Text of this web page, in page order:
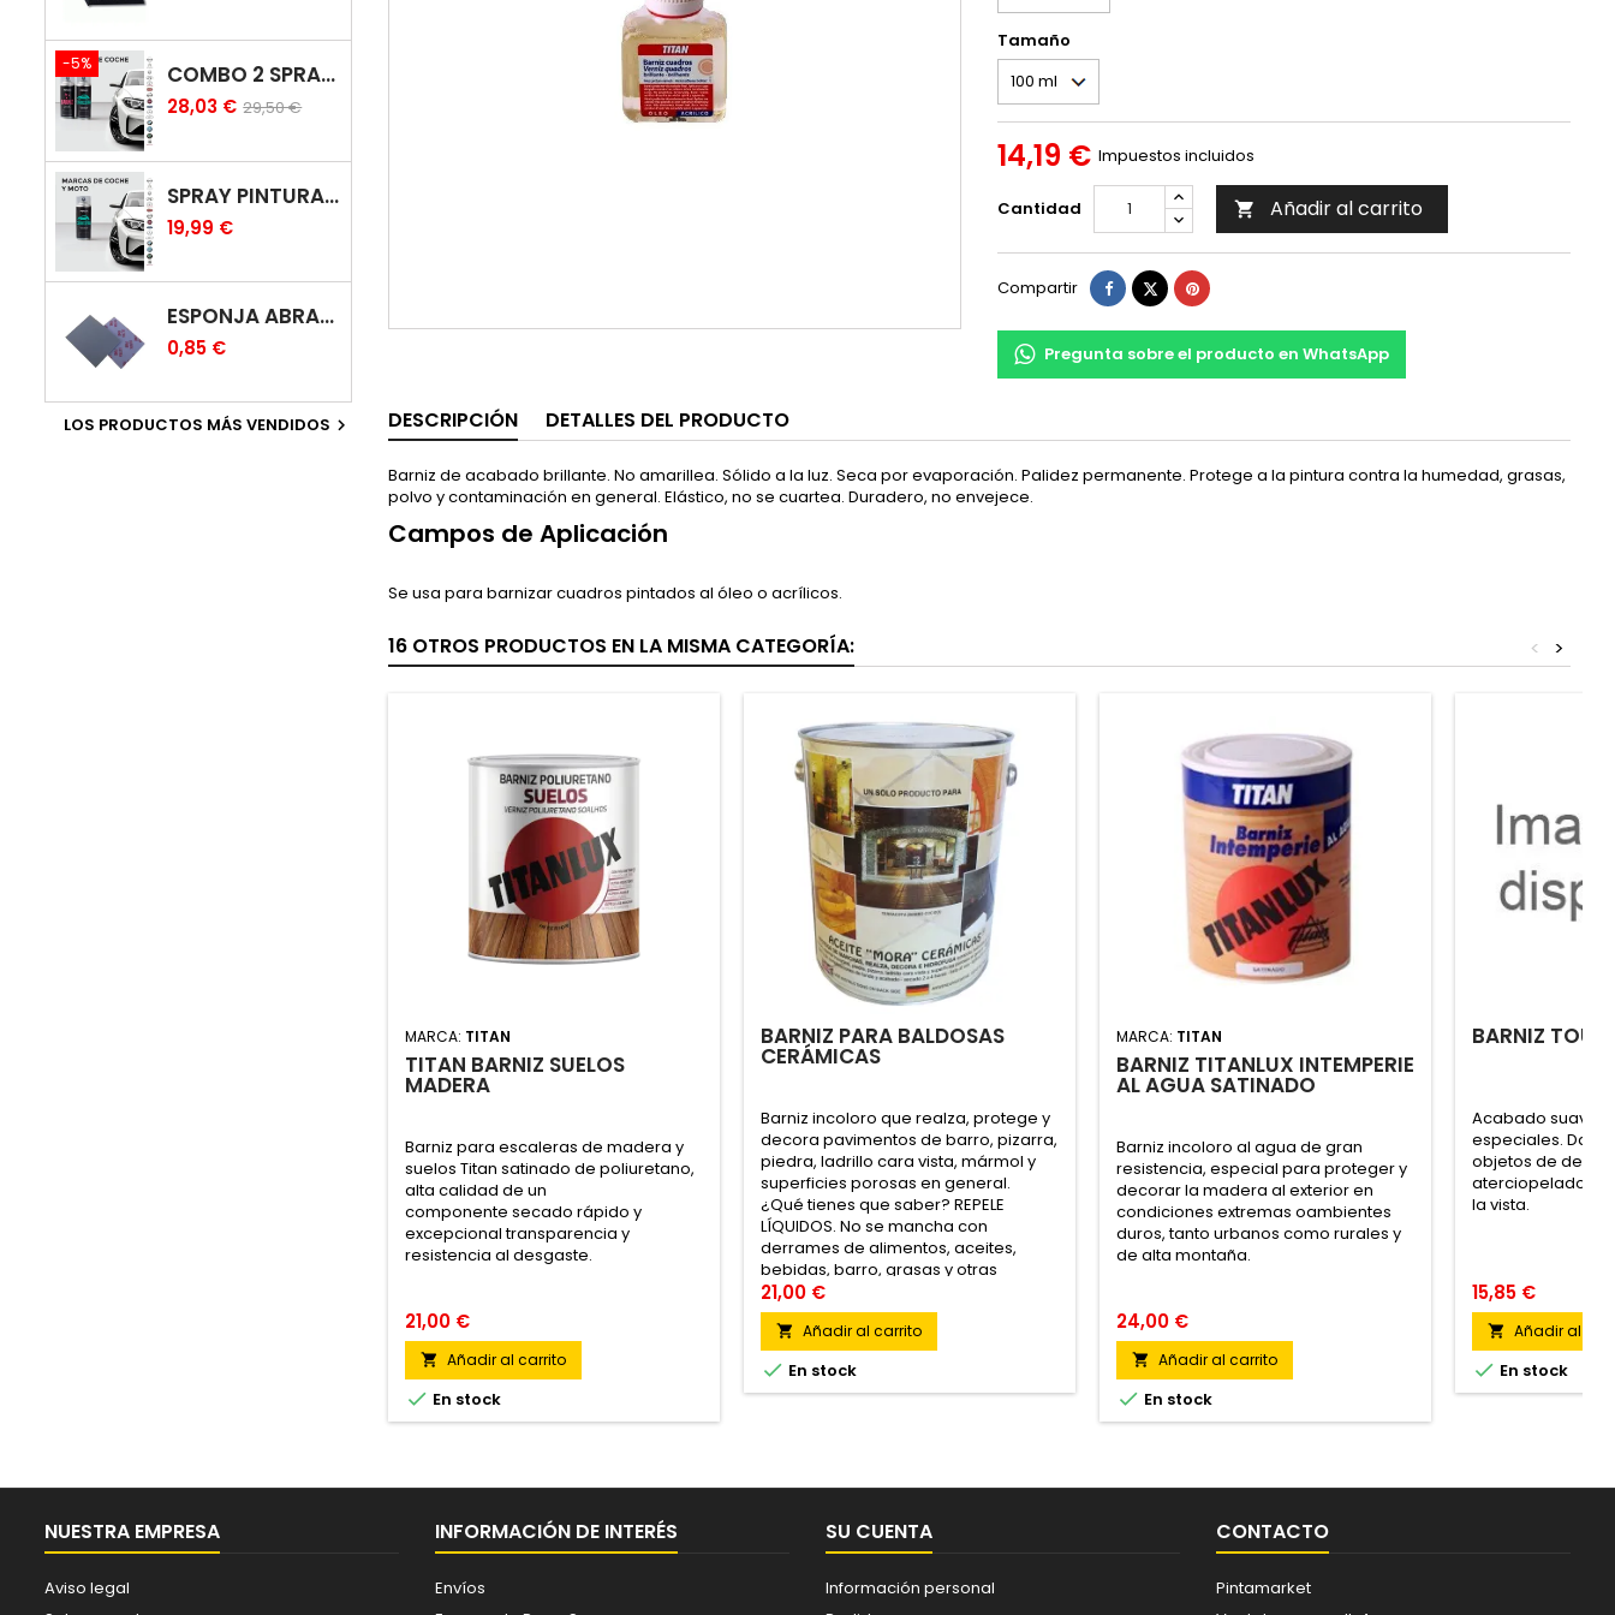
-5% COMBO 2 SPRAY: PINTURA COCHE + BARNIZ CARROCERÍA
28,03 € 29,50 €
SPRAY PINTURA COCHES COLOR ORIGINAL (BICAPA)
19,99 €
ESPONJA ABRASIVA
0,85 €
LOS PRODUCTOS MÁS VENDIDOS 
Tamaño
14,19 € Impuestos incluidos
Cantidad  Añadir al carrito
Compartir Compartir
TuitearPinterest
Pregunta sobre el producto en WhatsApp
DESCRIPCIÓN DETALLES DEL PRODUCTO
Barniz de acabado brillante. No amarillea. Sólido a la luz. Seca por evaporación. Palidez permanente. Protege a la pintura contra la humedad, grasas,
polvo y contaminación en general. Elástico, no se cuartea. Duradero, no envejece.
Campos de Aplicación
Se usa para barnizar cuadros pintados al óleo o acrílicos.
16 OTROS PRODUCTOS EN LA MISMA CATEGORÍA: >
<
MARCA: TITAN
TITAN BARNIZ SUELOS
MADERA
Barniz para escaleras de madera y
suelos Titan satinado de poliuretano,
alta calidad de un
componente secado rápido y
excepcional transparencia y
resistencia al desgaste.
21,00 €
 Añadir al carrito
 En stock
BARNIZ PARA BALDOSAS
CERÁMICAS
Barniz incoloro que realza, protege y
decora pavimentos de barro, pizarra,
piedra, ladrillo cara vista, mármol y
superficies porosas en general.
¿Qué tienes que saber? REPELE
LÍQUIDOS. No se mancha con
derrames de alimentos, aceites,
bebidas, barro, grasas y otras
basuras. Hidrofuga la superficie
repeliendo el agua. MUY
RESISTENTE. Es resistente a las...
21,00 €
 Añadir al carrito
 En stock
MARCA: TITAN
BARNIZ TITANLUX INTEMPERIE
AL AGUA SATINADO
Barniz incoloro al agua de gran
resistencia, especial para proteger y
decorar la madera al exterior en
condiciones extremas oambientes
duros, tanto urbanos como rurales y
de alta montaña.
24,00 €
 Añadir al carrito
 En stock
BARNIZ
Acabado suave
especiales. Da a
objetos de
aterciopelado
la vista.
15,85 €
 Añadir al
 En stock
NUESTRA EMPRESA
Aviso legal
INFORMACIÓN DE INTERÉS
Envíos
SU CUENTA
Información personal
CONTACTO
Pintamarket